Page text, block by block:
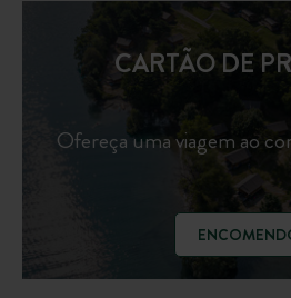
CARTÃO DE
Ofereça uma viagem ao